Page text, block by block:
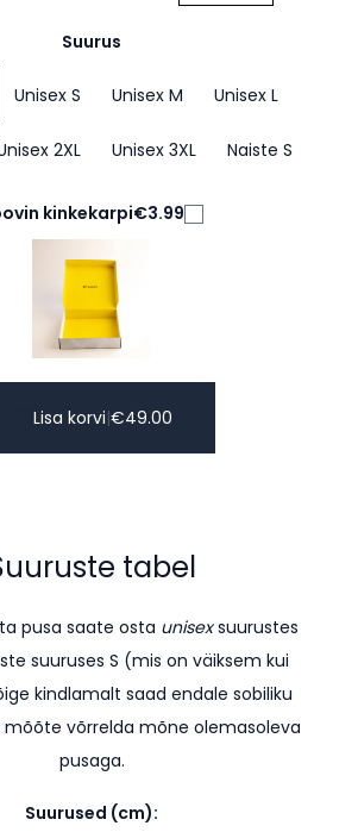
Suurus
Unisex S Unisex M Unisex L
2XL Unisex 3XL Naiste S
kinkekarpi€3.99
Lisa korvi|€49.00
tabel
pusa saate osta unisexsuurustes
suuruses S (mis on väiksem kui
kindlamalt saad endale sobiliku
mõõte võrrelda mõne olemasoleva
pusaga.
Suurused (cm):